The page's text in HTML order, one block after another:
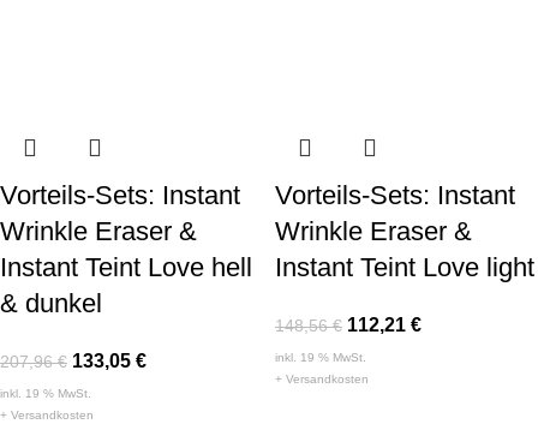
Vorteils-Sets: Instant
Wrinkle Eraser &
Instant Teint Love hell
& dunkel
207,96€ 133,05 €
inkl. 19 % MwSt.
+ Versandkosten
Vorteils-Sets: Instant
Wrinkle Eraser &
Instant Teint Love light
148,56€ 112,21 €
inkl. 19 % MwSt.
+ Versandkosten